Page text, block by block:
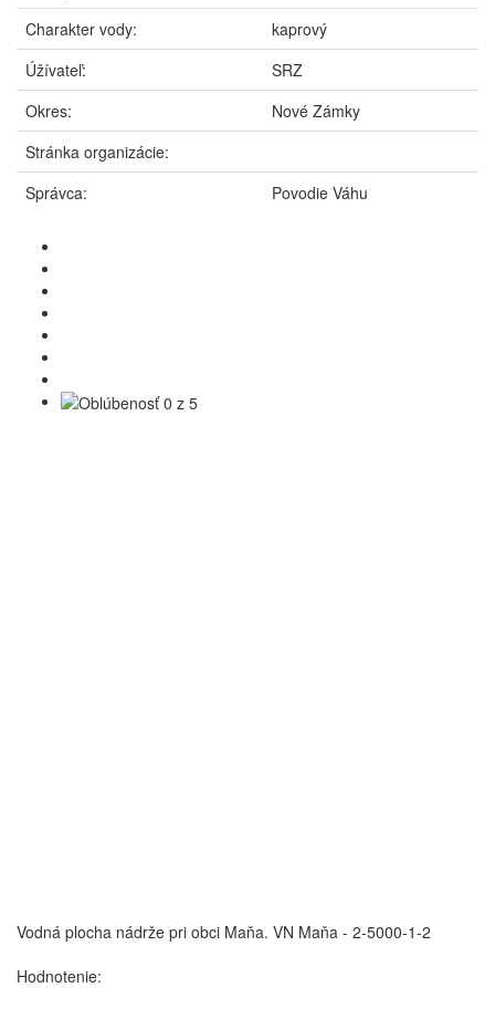
Charakter vody:
kaprový
Úžívateľ:
SRZ
Okres:
Nové Zámky
Stránka organizácie:
Správca:
Povodie Váhu
Vodná plocha nádrže pri obci Maňa. VN Maňa - 2-5000-1-2
Hodnotenie: